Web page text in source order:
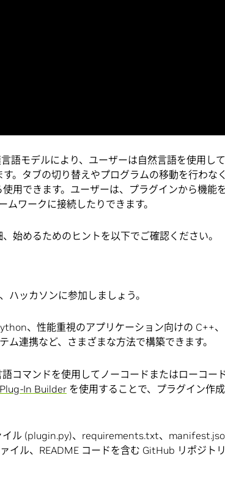
語モデルにより、ユーザーは自然言語を使用して
。タブの切り替えやプログラムの移動を行わな
用できます。ユーザーは、プラグインから機能
ムワークに接続したりできます。
始めるためのヒントを以下でご確認ください。
ハッカソンに参加しましょう。
、性能重視のアプリケーション向けの C++
連携など、さまざまな方法で構築できます。
コマンドを使用してノーコードまたはローコー
Plug-In Builder を使用することで、プラグイン作
ル (plugin.py)、requirements.txt、
イル、README コードを含む GitHub リポジト